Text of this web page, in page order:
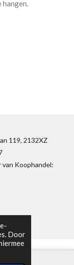
Door
hangen.
119, 2132XZ
van Koophandel: